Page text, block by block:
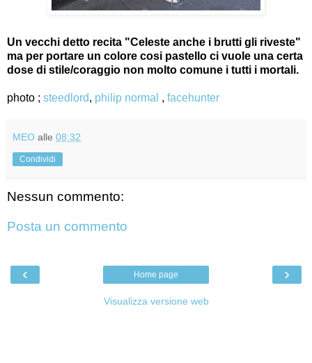
Un vecchi detto recita "Celeste anche i brutti gli riveste"
ma per portare un colore cosi pastello ci vuole una certa
dose di stile/coraggio non molto comune i tutti i mortali.
photo ; steedlord, philip normal , facehunter
MEO alle 08:32
Condividi
Nessun commento:
Posta un commento
‹ ›
Home page
Visualizza versione web